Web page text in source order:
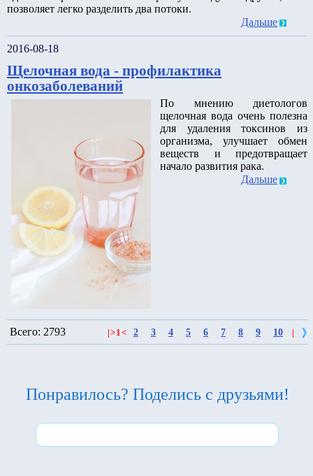
позволяет легко разделить два потоки.
Дальше
2016-08-18
Щелочная вода - профилактика
онкозаболеваний
По мнению диетологов
щелочная вода очень полезна
для удаления токсинов из
организма, улучшает обмен
веществ и предотвращает
начало развития рака.
Дальше
Всего: 2793 >1< 2 3 4 5 6 7 8 9 10
Понравилось? Поделись с друзьями!